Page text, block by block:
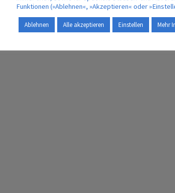
MEHR | MORE
Funktionen (»Ablehnen«, »Akzeptieren« oder
Ablehnen Alle akzeptieren Einstellen Mehr